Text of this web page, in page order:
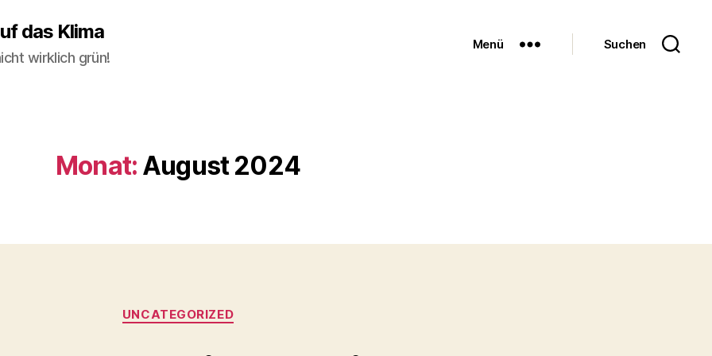
das Klima
wirklich grün!
Menü Suchen
Monat: August 2024
Kategorien
UNCATEGORIZED